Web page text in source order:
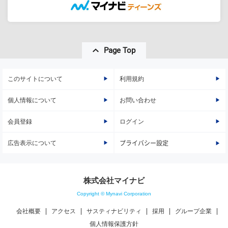
Page Top
このサイトについて 利用規約
個人情報について お問い合わせ
会員登録 ログイン
広告表示について プライバシー設定
株式会社マイナビ
Copyright © Mynavi Corporation
会社概要 アクセス サスティナビリティ 採用
グループ企業
個人情報保護方針